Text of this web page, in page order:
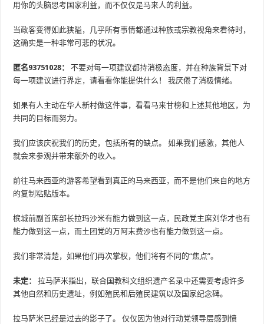
用你的头脑思考国家利益，而不仅仅是马来人的利益。
当政客变得如此狭隘，几乎所有事情都通过种族或宗教视角来看待时，
这确实是一种非常可悲的状况。
匿名93751028：
不要对每一项建议都持消极态度，并在种族背景下对
每一项建议进行界定，请看看你能提供什么！ 我厌倦了消极情绪。
如果有人主动在华人新村做这件事，看看马来甘榜和上述其他地区，为
共同的目标而努力。
我们应该庆祝我们的历史，包括所有的缺点。 如果我们感激，其他人
就会来参观并带来额外的收入。
前往马来西亚的游客希望看到真正的马来西亚，而不是他们来自的地方
的复制粘贴版本。
槟城前副首席部长拉玛沙米有能力做到这一点，民政党主席刘华才也有
能力做到这一点，而土团党的万阿末费沙也有能力做到这一点。
我们非常清楚，如果他们再次掌权，他们将有不同的“焦点”。
未定：
拉马萨米指出，联合国教科文组织遗产名录中还需要考虑许多
其他自然和历史遗址，例如殖民和后殖民建筑以及国家纪念碑。
拉马萨米已经是过去的影子了。 仅仅因为他对行动党领导层感到愤